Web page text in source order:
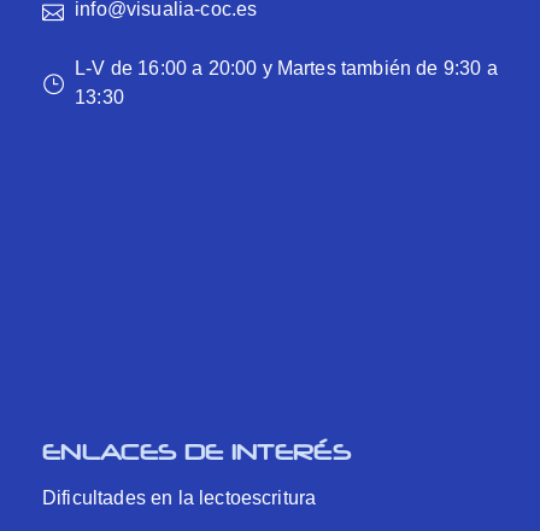
info@visualia-coc.es
L-V de 16:00 a 20:00 y Martes también de 9:30 a
13:30
ENLACES DE INTERÉS
Dificultades en la lectoescritura